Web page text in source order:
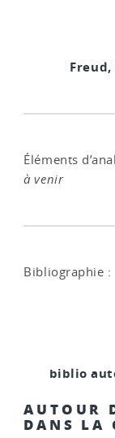
Éléments
à venir
Bibliographie :
biblio
AUTOUR
DANS LA